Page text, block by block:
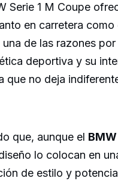
Serie 1 M Coupe
en carretera como
de las razones por
deportiva y su
que no deja
que, aunque el
lo colocan en
de estilo y